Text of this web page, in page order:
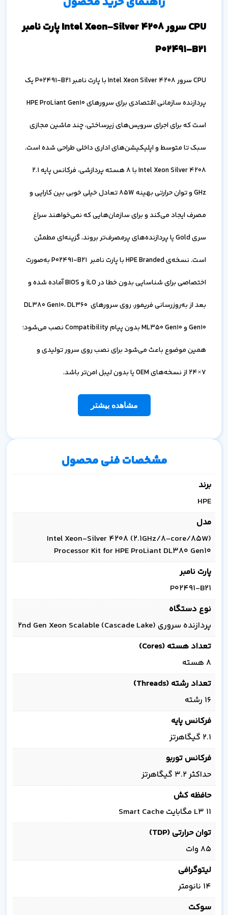
CPU سرور Intel Xeon-Silver 4208 پارت نامبر
P02491-B21
CPU سرور Intel Xeon Silver 4208 با پارت نامبر P02491-B21 یک
پردازنده سازمانی اقتصادی برای سرورهای HPE ProLiant Gen10
است که برای اجرای سرویس‌های زیرساختی، چند ماشین مجازی
سبک تا متوسط و اپلیکیشن‌های اداری داخلی طراحی شده است.
Intel Xeon Silver 4208 با ۸ هسته پردازشی، فرکانس پایه 2.1
GHz و توان حرارتی بهینه 85W تعادل خیلی خوبی بین کارایی و
مصرف ایجاد می‌کند و برای سازمان‌هایی که نمی‌خواهند سراغ
سری Gold یا پردازنده‌های پرمصرف‌تر بروند، گزینه‌ای مطمئن
است. نسخه‌ی HPE Branded با پارت نامبر P02491-B21 به‌صورت
اختصاصی برای شناسایی بدون خطا در iLO و BIOS آماده شده و
بعد از به‌روزرسانی فریمور، روی سرورهای DL380 Gen10، DL360
Gen10 و ML350 Gen10 بدون پیام Compatibility نصب می‌شود؛
همین موضوع باعث می‌شود برای نصب روی سرور تولیدی و
7×24 از نسخه‌های OEM یا بدون لیبل امن‌تر باشد.
مشاهده بیشتر
مشخصات فنی محصول
برند
HPE
مدل
Intel Xeon-Silver 4208 (2.1GHz/8-core/85W)
Processor Kit for HPE ProLiant DL380 Gen10
پارت نامبر
P02491-B21
نوع دستگاه
پردازنده سروری 2nd Gen Xeon Scalable (Cascade Lake)
تعداد هسته (Cores)
8 هسته
تعداد رشته (Threads)
16 رشته
فرکانس پایه
2.1 گیگاهرتز
فرکانس توربو
حداکثر 3.2 گیگاهرتز
حافظه کش
L3 11 مگابایت Smart Cache
توان حرارتی (TDP)
85 وات
لیتوگرافی
14 نانومتر
سوکت